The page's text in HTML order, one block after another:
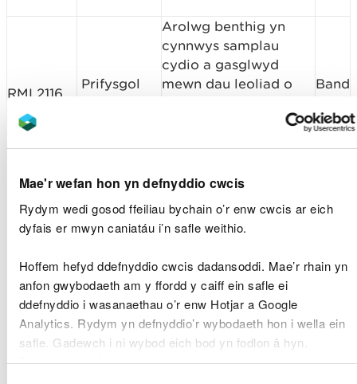
Mae'r wefan hon yn defnyddio cwcis
Rydym wedi gosod ffeiliau bychain o’r enw cwcis ar eich
dyfais er mwyn caniatáu i’n safle weithio.
Hoffem hefyd ddefnyddio cwcis dadansoddi. Mae’r rhain yn
anfon gwybodaeth am y ffordd y caiff ein safle ei
ddefnyddio i wasanaethau o’r enw Hotjar a Google
Analytics. Rydym yn defnyddio’r wybodaeth hon i wella ein
safle. Gadewch i ni wybod eich bod yn fodlon â hyn.
Byddwn yn defnyddio cwci i gadw eich dewis.
RML2116
Prifysgol
Arolwg benthig yn
cynnwys samplau
cydio a gasglwyd
mewn dau leoliad o
gan ddefnyddio dau
Band
CML2117
Highways
A55 Ltd
Amnewid troedffordd
uwchben parapetau ar
Bont Menai
Band
RML2116
Prifysgol
Bangor
Llongddrylliad Red
Wharf Bay a Maarten
Cornelis oddi ar
Ogledd-orllewin Ynys
Môn
1